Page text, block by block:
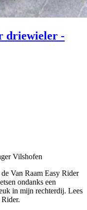
driewieler -
Vilshofen
Van Raam Easy Rider
ondanks een
in mijn rechterdij. Lees